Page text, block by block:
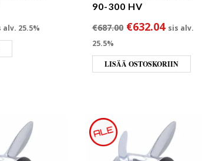
alv. 25.5%
90-300 HV
€687.00 Alkuperäinen
€632.04 sis alv.
25.5%
LISÄÄ OSTOSKORIIN